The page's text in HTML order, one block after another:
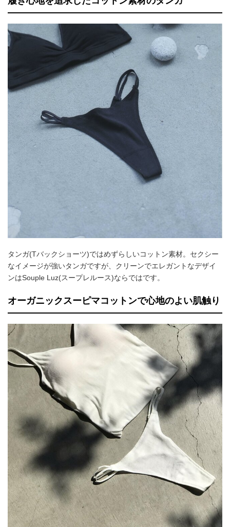
タンガ(Tバックショーツ)ではめずらしいコットン素材。セクシー
なイメージが強いタンガですが、クリーンでエレガントなデザイ
ンはSouple Luz(スープレルース)ならではです。
オーガニックスーピマコットンで心地のよい肌触り